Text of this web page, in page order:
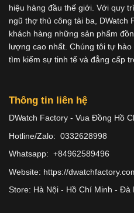
hiệu hàng đầu thế giới. Với quy
ngũ thợ thủ công tài ba, DWatch
khách hàng những sản phẩm
lượng cao nhất. Chúng tôi tự
tìm kiếm sự tinh tế và đẳng cấp
Thông tin liên hệ
DWatch Factory - Vua Đồng Hồ
Hotline/Zalo: 0332628998
Whatsapp: +84962589496
Website: https://
Store: Hà Nội - Hồ Chí Minh - Đà